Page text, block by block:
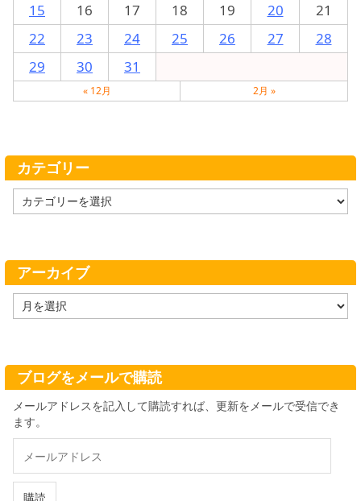
15
16 17 18 19 20
21
22
23 24 25 26 27
28
29
30 31
« 12月 2月 »
カテゴリー
テ
ー
アーカイブ
ー
ブ
ブログをメールで購読
メールアドレスを記入して購読すれば、更新をメールで受信でき
ます。
ル
購読